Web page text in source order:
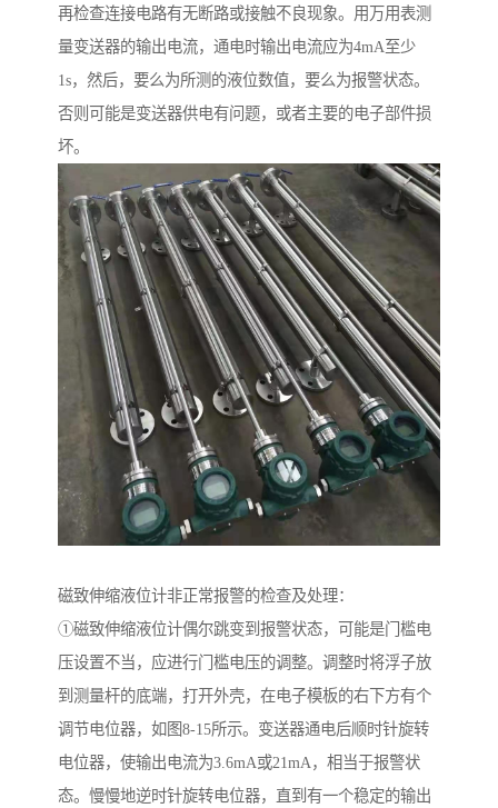
再检查连接电路有无断路或接触不良现象。用万用表测
量变送器的输出电流，通电时输出电流应为4mA至少
1s，然后，要么为所测的液位数值，要么为报警状态。
否则可能是变送器供电有问题，或者主要的电子部件损
坏。
磁致伸缩液位计非正常报警的检查及处理：
①磁致伸缩液位计偶尔跳变到报警状态，可能是门槛电
压设置不当，应进行门槛电压的调整。调整时将浮子放
到测量杆的底端，打开外壳，在电子模板的右下方有个
调节电位器，如图8-15所示。变送器通电后顺时针旋转
电位器，使输出电流为3.6mA或21mA，相当于报警状
态。慢慢地逆时针旋转电位器，直到有一个稳定的输出